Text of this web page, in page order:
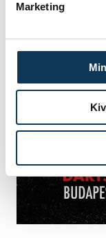
Marketing